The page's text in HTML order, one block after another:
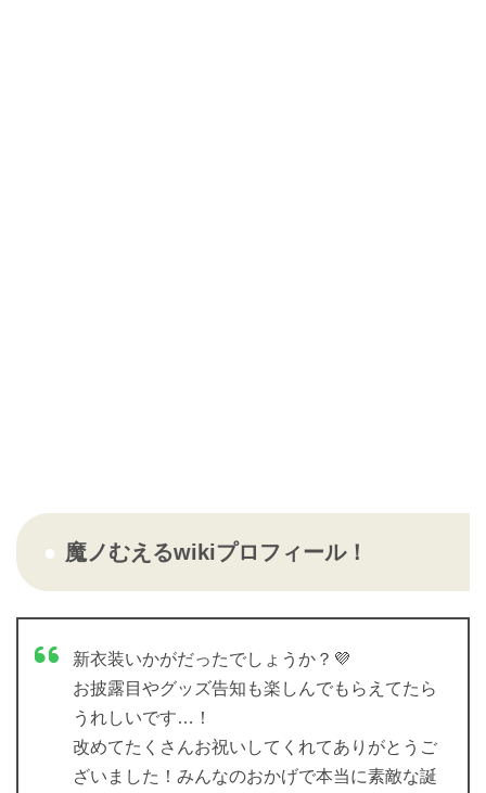
魔ノむえるwikiプロフィール！
新衣装いかがだったでしょうか？💜
お披露目やグッズ告知も楽しんでもらえてたら
うれしいです…！
改めてたくさんお祝いしてくれてありがとうご
ざいました！みんなのおかげで本当に素敵な誕